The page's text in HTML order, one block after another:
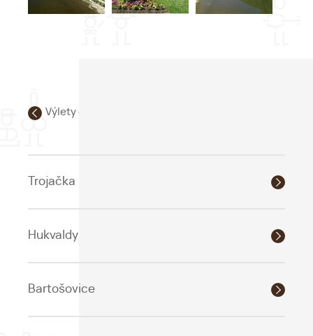
Výlety do okolí
Trojačka
Hukvaldy
Bartošovice